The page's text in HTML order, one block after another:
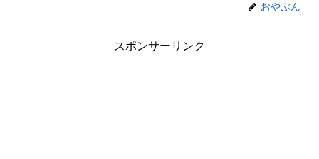
おやぶん
スポンサーリンク